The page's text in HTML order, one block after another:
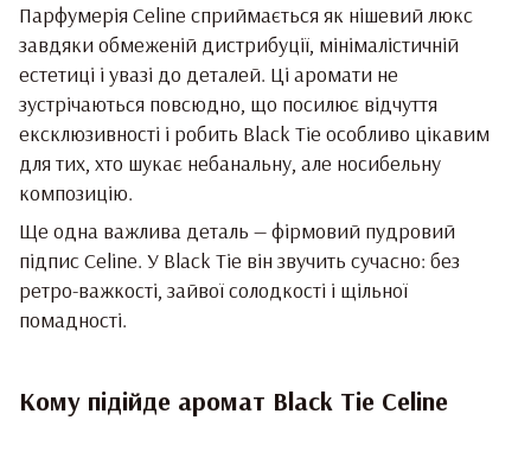
Парфумерія Celine сприймається як нішевий люкс
завдяки обмеженій дистрибуції, мінімалістичній
естетиці і увазі до деталей. Ці аромати не
зустрічаються повсюдно, що посилює відчуття
ексклюзивності і робить Black Tie особливо цікавим
для тих, хто шукає небанальну, але носибельну
композицію.
Ще одна важлива деталь — фірмовий пудровий
підпис Celine. У Black Tie він звучить сучасно: без
ретро-важкості, зайвої солодкості і щільної
помадності.
Кому підійде аромат Black Tie Celine